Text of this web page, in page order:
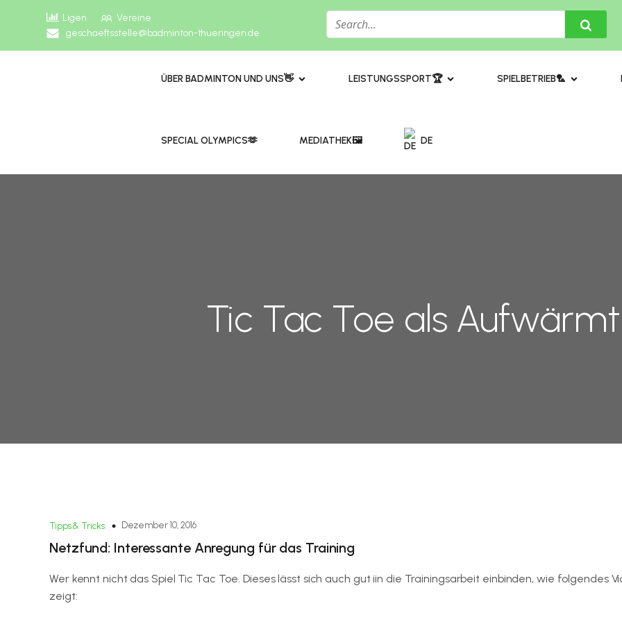
Ligen
Vereine
geschaeftsstelle@badminton-thueringen.de
ÜBER BADMINTON UND UNS👋 ​LEISTUNGSSPORT🏆 SPIELBETRIEB🏸
​​SPECIAL OLYMPICS🫶 MEDIATHEK🖼️​ DE
Tic Tac Toe als
Tipps & Tricks Dezember 10, 2016
Netzfund: Interessante Anregung für das Training
Wer kennt nicht das Spiel Tic Tac Toe. Dieses lässt sich auch gut iin die Trainingsarbeit einbinden, wie folgendes
zeigt: